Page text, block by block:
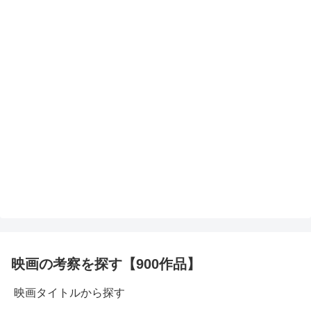
映画の考察を探す【900作品】
映画タイトルから探す